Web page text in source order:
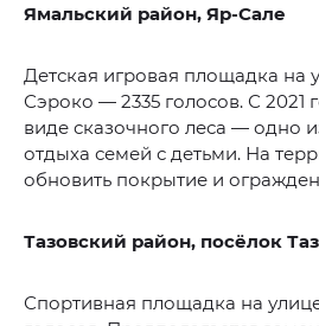
Ямальский район, Яр-Сале
Детская игровая площадка на
Сэроко — 2335 голосов. С 2021
виде сказочного леса — одно
отдыха семей с детьми. На
обновить покрытие и
Тазовский район, посёлок
Спортивная площадка на